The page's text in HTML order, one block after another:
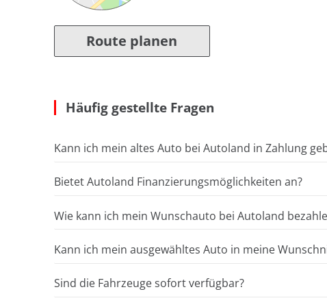
Route planen
Häufig gestellte Fragen
Kann ich mein altes Auto bei Autoland in Zahlung
Bietet Autoland Finanzierungsmöglichkeiten an?
Wie kann ich mein Wunschauto bei Autoland
Kann ich mein ausgewähltes Auto in meine
Sind die Fahrzeuge sofort verfügbar?